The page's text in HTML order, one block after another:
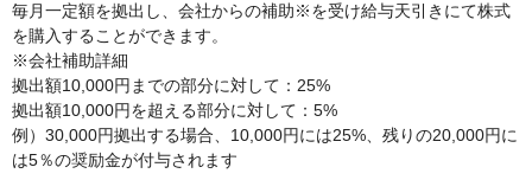
毎月一定額を拠出し、会社からの補助※を受け給与天引きにて株式
を購入することができます。
※会社補助詳細
拠出額10,000円までの部分に対して：25%
拠出額10,000円を超える部分に対して：5%
例）30,000円拠出する場合、10,000円には25%、残りの20,000円に
は5％の奨励金が付与されます